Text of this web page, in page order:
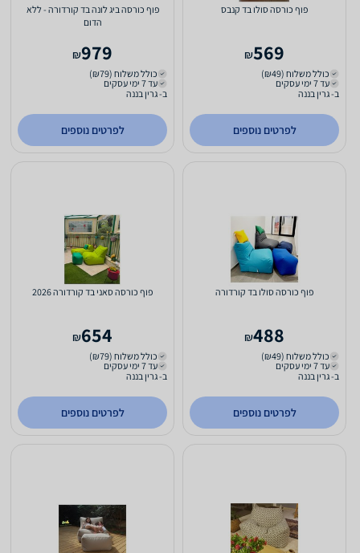
פוף כורסה סולו בד קנבס
569
₪
כולל משלוח (₪49)
עד 7 ימי עסקים
ב- גרין בננה
לפרטים נוספים
פוף כורסה ביג לונה בד קורדורה - ללא
הדום
979
₪
כולל משלוח (₪79)
עד 7 ימי עסקים
ב- גרין בננה
לפרטים נוספים
פוף כורסה סולו בד קורדורה
488
₪
כולל משלוח (₪49)
עד 7 ימי עסקים
ב- גרין בננה
לפרטים נוספים
פוף כורסה סאני בד קורדורה 2026
654
₪
כולל משלוח (₪79)
עד 7 ימי עסקים
ב- גרין בננה
לפרטים נוספים